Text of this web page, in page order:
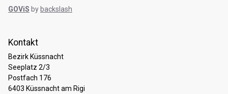
Kontakt
Bezirk Küssnacht
Seeplatz 2/3
Postfach 176
6403 Küssnacht am Rigi
GOViS by backslash